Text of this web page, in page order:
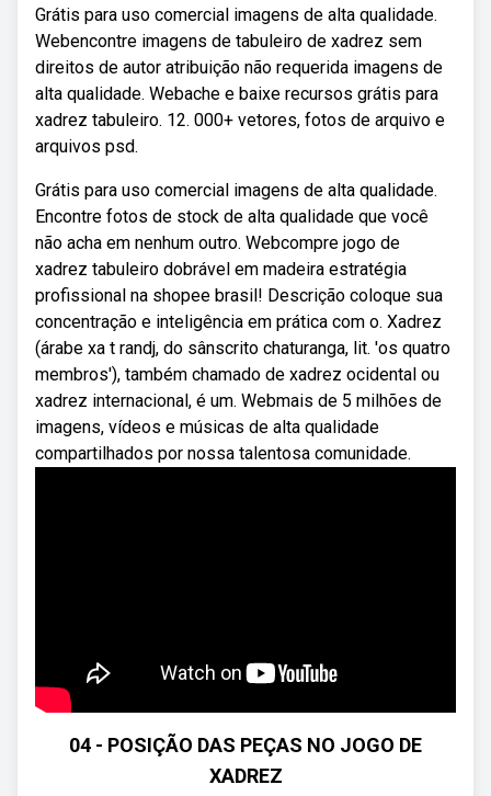
Grátis para uso comercial imagens de alta qualidade.
Webencontre imagens de tabuleiro de xadrez sem
direitos de autor atribuição não requerida imagens de
alta qualidade. Webache e baixe recursos grátis para
xadrez tabuleiro. 12. 000+ vetores, fotos de arquivo e
arquivos psd.
Grátis para uso comercial imagens de alta qualidade.
Encontre fotos de stock de alta qualidade que você
não acha em nenhum outro. Webcompre jogo de
xadrez tabuleiro dobrável em madeira estratégia
profissional na shopee brasil! Descrição coloque sua
concentração e inteligência em prática com o. Xadrez
(árabe xa t randj, do sânscrito chaturanga, lit. 'os quatro
membros'), também chamado de xadrez ocidental ou
xadrez internacional, é um. Webmais de 5 milhões de
imagens, vídeos e músicas de alta qualidade
compartilhados por nossa talentosa comunidade.
04 - POSIÇÃO DAS PEÇAS NO JOGO DE
XADREZ